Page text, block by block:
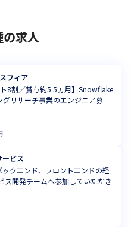
の求人
フィア
8割／賞与約5.5ヵ月】Snowflake
リサーチ事業のエンジニア募
ビス
クエンド、フロントエンドの経
ス開発チームへ参加していただき